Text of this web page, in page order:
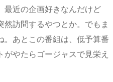
最近の企画好きなんだけど
訪問するやつとか。でもま
。あとこの番組は、低予算番
やたらゴージャスで見栄え